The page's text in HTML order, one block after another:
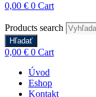
0,00 € 0 Cart
Products search
Hľadať
0,00 € 0 Cart
Úvod
Eshop
Kontakt